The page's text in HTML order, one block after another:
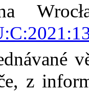
z